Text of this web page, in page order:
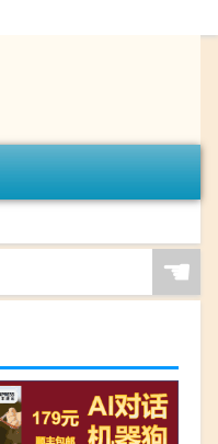
☚